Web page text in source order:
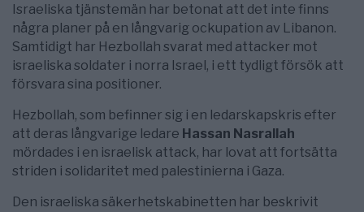
Israeliska tjänstemän har betonat att det inte finns
några planer på en långvarig ockupation av Libanon.
Samtidigt har Hezbollah svarat med attacker mot
israeliska soldater i norra Israel, i ett tydligt försök att
försvara sina positioner.
Hezbollah, som befinner sig i en ledarskapskris efter
att deras långvarige ledare Hassan Nasrallah
mördades i en israelisk attack, har lovat att fortsätta
striden i solidaritet med palestinierna i Gaza.
Den israeliska säkerhetskabinetten har beskrivit